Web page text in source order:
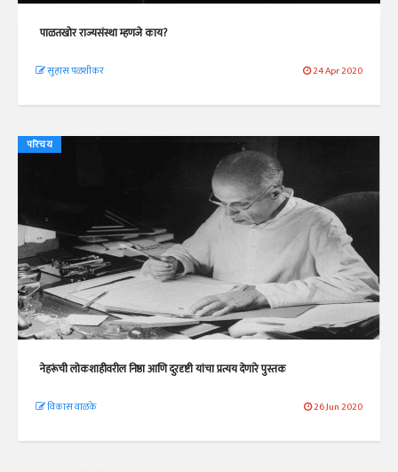
पाळतखोर राज्यसंस्था म्हणजे काय?
सुहास पळशीकर 24 Apr 2020
परिचय
नेहरूंची लोकशाहीवरील निष्ठा आणि दुरदृष्टी यांचा प्रत्यय देणारे पुस्तक
विकास वाळके 26 Jun 2020